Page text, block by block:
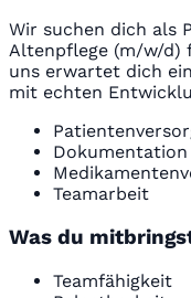
Wir suchen dich als
Altenpflege (m/w/d)
uns erwartet dich
mit echten
Dokumentation
Teamarbeit
Was du
Teamfähigkeit